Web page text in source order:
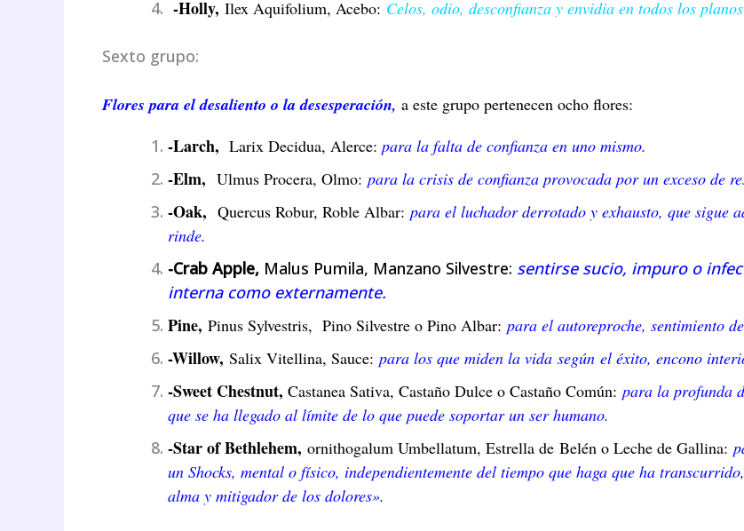
-Holly, Ilex Aquifolium, Acebo: Celos, odio, desconfianza y envidia en todos los planos
Sexto grupo:
Flores para el desaliento o la desesperación, a este grupo pertenecen ocho flores:
-Larch, Larix Decidua, Alerce: para la falta de confianza en uno mismo.
-Elm, Ulmus Procera, Olmo: para la crisis de confianza provocada por un exceso de
-Oak, Quercus Robur, Roble Albar: para el luchador derrotado y exhausto, que sigue
rinde.
-Crab Apple,Malus Pumila, Manzano Silvestre: sentirse sucio, impuro o
interna como externamente.
Pine, Pinus Sylvestris, Pino Silvestre o Pino Albar: para el autoreproche, sentimiento
-Willow, Salix Vitellina, Sauce: para los que miden la vida según el éxito, encono
-Sweet Chestnut, Castanea Sativa, Castaño Dulce o Castaño Común: para la profunda
que se ha llegado al límite de lo que puede soportar un ser humano.
-Star of Bethlehem, ornithogalum Umbellatum, Estrella de Belén o Leche de Gallina:
un Shocks, mental o físico, independientemente del tiempo que haga que ha
alma y mitigador de los dolores».